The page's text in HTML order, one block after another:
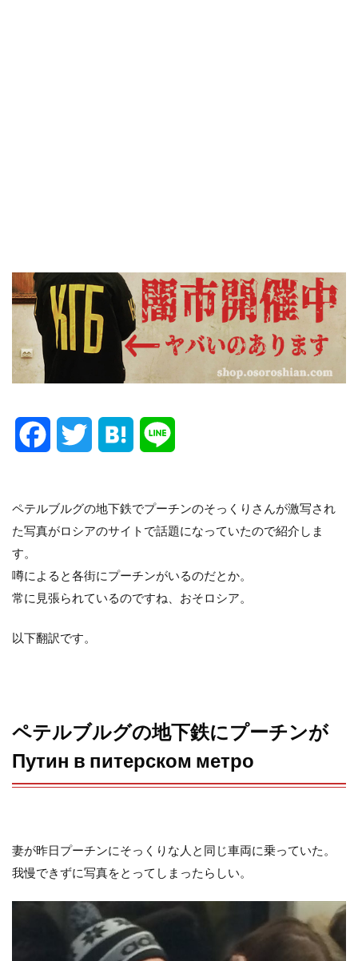
c
e
b
o
i
t
t
t
e
n
n
e
ペテルブルグの地下鉄でプーチンのそっくりさんが激写され
た写真がロシアのサイトで話題になっていたので紹介しま
す。
噂によると各街にプーチンがいるのだとか。
常に見張られているのですね、おそロシア。
以下翻訳です。
ペテルブルグの地下鉄にプーチンが
Путин в питерском метро
妻が昨日プーチンにそっくりな人と同じ車両に乗っていた。
我慢できずに写真をとってしまったらしい。